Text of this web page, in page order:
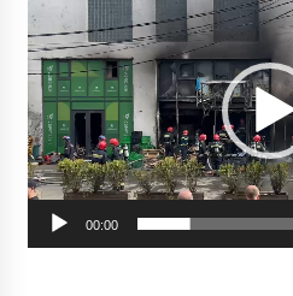
00:00